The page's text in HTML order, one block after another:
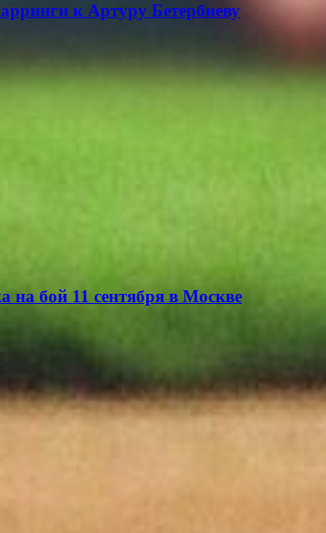
к Артуру Бетербиеву
на бой 11 сентября в Москве